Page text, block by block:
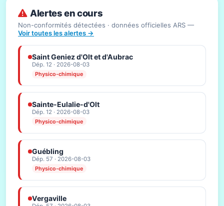
Alertes en cours
Non-conformités détectées · données officielles ARS —
Voir toutes les alertes →
Saint Geniez d'Olt et d'Aubrac
Dép. 12 · 2026-08-03
Physico-chimique
Sainte-Eulalie-d'Olt
Dép. 12 · 2026-08-03
Physico-chimique
Guébling
Dép. 57 · 2026-08-03
Physico-chimique
Vergaville